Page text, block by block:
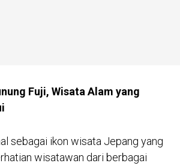
Fuji, Wisata Alam yang
sebagai ikon wisata Jepang yang
wisatawan dari berbagai